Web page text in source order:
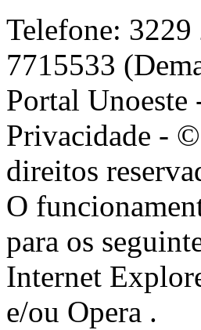
Telefone: 3229
7715533
Portal Unoeste
Privacidade -
direitos
O
para os
Internet
e/ou Opera .